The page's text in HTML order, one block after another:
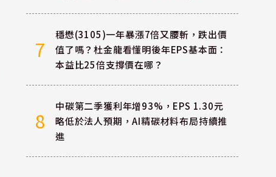
7
穩懋(3105)一年暴漲7倍又腰斬，跌出價
值了嗎？杜金龍看懂明後年EPS基本面：
本益比25倍支撐價在哪？
8
中碳第二季獲利年增93%，EPS 1.30元
略低於法人預期，AI精碳材料布局持續推
進